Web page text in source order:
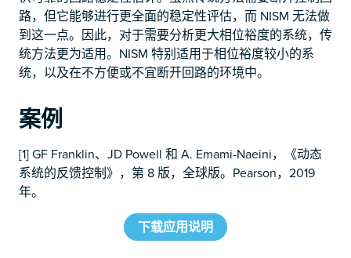
路，但它能够进行更全面的稳定性评估，而 NISM 无法做
到这一点。因此，对于需要分析更大相位裕度的系统，传
统方法更为适用。NISM 特别适用于相位裕度较小的系
统，以及在不方便或不宜断开回路的环境中。
案例
[1] GF Franklin、JD Powell 和 A. Emami-Naeini，《动态
系统的反馈控制》，第 8 版，全球版。Pearson，2019
年。
下载应用说明